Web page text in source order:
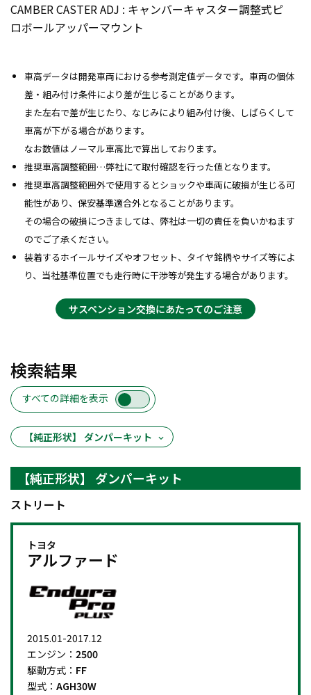
CAMBER CASTER ADJ : キャンバーキャスター調整式ピ
ロボールアッパーマウント
車高データは開発車両における参考測定値データです。車両の個体
差・組み付け条件により差が生じることがあります。
また左右で差が生じたり、なじみにより組み付け後、しばらくして
車高が下がる場合があります。
なお数値はノーマル車高比で算出しております。
推奨車高調整範囲…弊社にて取付確認を行った値となります。
推奨車高調整範囲外で使用するとショックや車両に破損が生じる可
能性があり、保安基準適合外となることがあります。
その場合の破損につきましては、弊社は一切の責任を負いかねます
のでご了承ください。
装着するホイールサイズやオフセット、タイヤ銘柄やサイズ等によ
り、当社基準位置でも走行時に干渉等が発生する場合があります。
サスペンション交換にあたってのご注意
検索結果
すべての詳細を表示
【純正形状】 ダンパーキット
【純正形状】 ダンパーキット
ストリート
トヨタ
アルファード
2015.01-2017.12
エンジン： 2500
駆動方式： FF
型式： AGH30W